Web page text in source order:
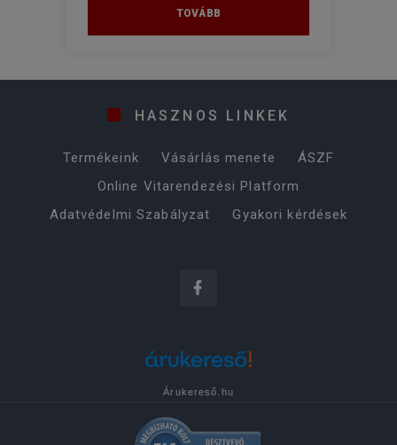
TOVÁBB
HASZNOS LINKEK
Termékeink Vásárlás menete
ÁSZF
Online Vitarendezési Platform
Adatvédelmi Szabályzat
Gyakori kérdések
Árukereső.hu